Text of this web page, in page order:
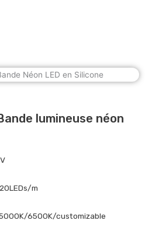
lumineuse néon
m
6500K/customizable